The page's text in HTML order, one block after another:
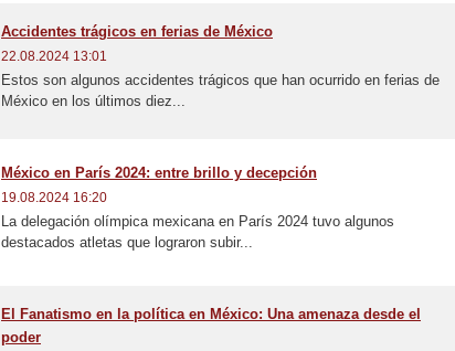
Accidentes trágicos en ferias de México
22.08.2024 13:01
Estos son algunos accidentes trágicos que han ocurrido en ferias de
México en los últimos diez...
México en París 2024: entre brillo y decepción
19.08.2024 16:20
La delegación olímpica mexicana en París 2024 tuvo algunos
destacados atletas que lograron subir...
El Fanatismo en la política en México: Una amenaza desde el
poder